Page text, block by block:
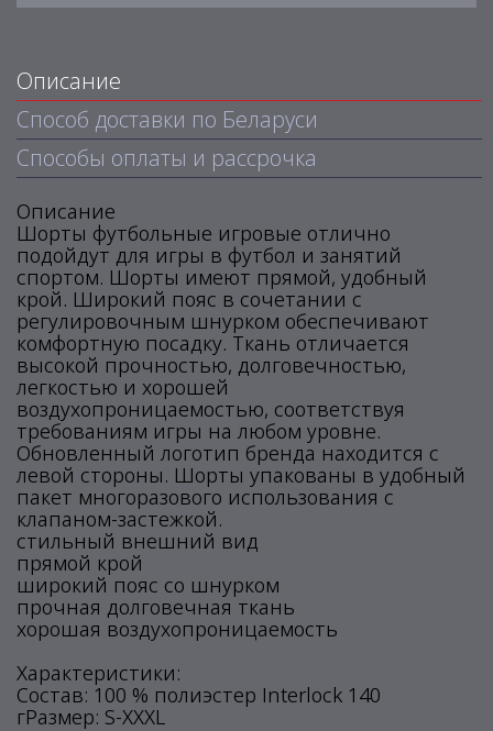
Описание
Способ доставки по Беларуси
Способы оплаты и рассрочка
Описание
Шорты футбольные игровые отлично
подойдут для игры в футбол и занятий
спортом. Шорты имеют прямой, удобный
крой. Широкий пояс в сочетании с
регулировочным шнурком обеспечивают
комфортную посадку. Ткань отличается
высокой прочностью, долговечностью,
легкостью и хорошей
воздухопроницаемостью, соответствуя
требованиям игры на любом уровне.
Обновленный логотип бренда находится с
левой стороны. Шорты упакованы в удобный
пакет многоразового использования с
клапаном-застежкой.
стильный внешний вид
прямой крой
широкий пояс со шнурком
прочная долговечная ткань
хорошая воздухопроницаемость
Характеристики:
Состав: 100 % полиэстер Interlock 140
гРазмер: S-XXXL